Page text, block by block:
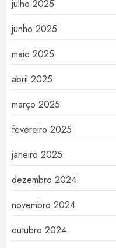
julho 2025
junho 2025
maio 2025
abril 2025
março 2025
fevereiro 2025
janeiro 2025
dezembro 2024
novembro 2024
outubro 2024